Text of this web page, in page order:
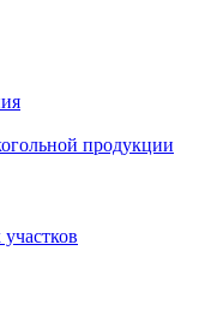
продукции